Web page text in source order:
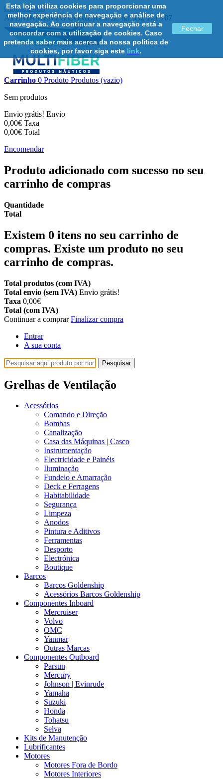
Esta loja utiliza cookies para proporcionar uma
melhor experiência de navegação e análise de
navegação. Ao continuar a navegação está a
concordar com a utilização de cookies. Caso
pretenda saber mais acerca da nossa política de
cookies, por favor siga este link.
Fechar
Contacte-nos
ATENDIMENTO COMERCIAL ☏ 932 121 707
Carrinho 0 Produto Produtos (vazio)
Sem produtos
Envio grátis! Envio
0,00€ Taxa
0,00€ Total
Encomendar
Produto adicionado com sucesso no seu
carrinho de compras
Quantidade
Total
Existem 0 itens no seu carrinho de
compras. Existe um produto no seu
carrinho de compras.
Total produtos (com IVA)
Total envio (sem IVA) Envio grátis!
Taxa 0,00€
Total (com IVA)
Continuar a comprarFinalizar compra
Entrar
A sua conta
Pesquisar
Grelhas de Ventilação
Acessórios
Comando e Direção
Bombas
Canalização
Casa das Máquinas | Casco
Instrumentação
Electricidade e Painéis
Iluminação
Fundeio e Amarração
Deck e Ferragens
Habitabilidade
Segurança
Limpeza
Anodos
Pintura e Aditivos
Ferramentas
Desporto
Electrónica
Boutique
Barcos
Barcos Goldenship
Acessórios Barcos Goldenship
Componentes Inboard
Mercruiser
Volvo
OMC
Yanmar
Outras Marcas
Componentes Outboard
Parsun
Mercury
Johnson | Evinrude
Yamaha
Suzuki
Honda
Tohatsu
Selva
Kits de Manutenção
Lubrificantes
Motores
Motores Fora de Bordo
Motores Interiores